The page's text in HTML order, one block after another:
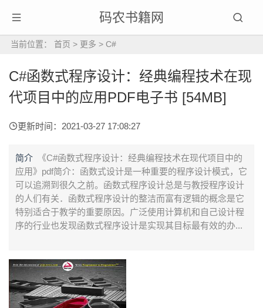
码农书籍网
当前位置： 首页 > 更多 > C#
C#函数式程序设计：经典编程技术在现
代项目中的应用PDF电子书 [54MB]
更新时间：2021-03-27 17:08:27
简介
《C#函数式程序设计：经典编程技术在现代项目中的
应用》pdf简介：函数式设计是一种重要的程序设计模式，它
可以追溯到很久之前。函数式程序设计总是与教授程序设计
的人们有关．函数式程序设计的整洁而富有逻辑的概念是它
特别适合于教学的重要原因。广泛使用计算机和自己设计程
序的行业也发现函数式程序设计是实现其目标最有效的办...